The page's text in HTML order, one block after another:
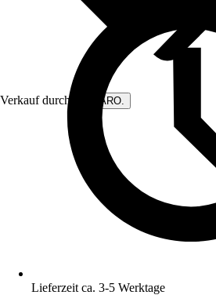
Verkauf durch: DIWARO.
Lieferzeit ca. 3-5 Werktage